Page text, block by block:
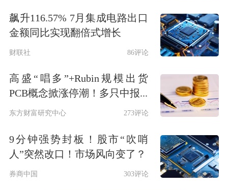
是数字平台有巨大潜力，
我们拥有很好
的工程师、大量的应用场景和有竞争力
的上市企业。应大力推动包括平台在内
的数字经济发展，用好工程师红利，形
成一股数字经济发展的新浪潮，这样才
能更好地促进经济增长、就业和消费，
在国际竞争中不会落后。
飙升116.57% 7月集成电路出口
金额同比实现翻倍式增长
财联社 86评论
高盛“唱多”+Rubin规模出货
PCB概念掀涨停潮！多只中报...
东方财富研究中心 273评论
9分钟强势封板！股市“吹哨
人”突然改口！市场风向变了？
券商中国 303评论